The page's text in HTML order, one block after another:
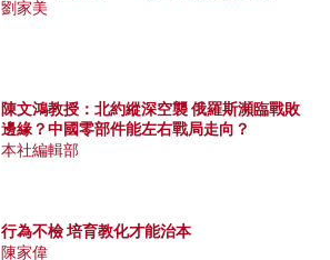
劉家美
陳文鴻教授：北約縱深空襲 俄羅斯瀕臨戰敗
邊緣？中國零部件能左右戰局走向？
本社編輯部
行為不檢 培育教化才能治本
陳家偉